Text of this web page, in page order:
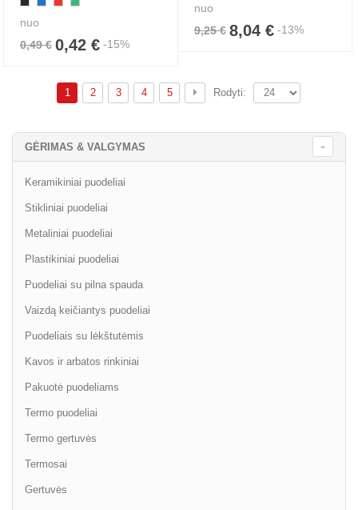
nuo
0,49 € 0,42 € -15%
nuo
9,25 € 8,04 € -13%
1 2 3 4 5 Rodyti:
GĖRIMAS & VALGYMAS
Keramikiniai puodeliai
Stikliniai puodeliai
Metaliniai puodeliai
Plastikiniai puodeliai
Puodeliai su pilna spauda
Vaizdą keičiantys puodeliai
Puodeliais su lėkštutėmis
Kavos ir arbatos rinkiniai
Pakuotė puodeliams
Termo puodeliai
Termo gertuvės
Termosai
Gertuvės